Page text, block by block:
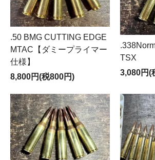
.50 BMG CUTTING EDGE
MTAC【ダミープライマー
仕様】
8,800円(税800円)
TSX
3,080円(